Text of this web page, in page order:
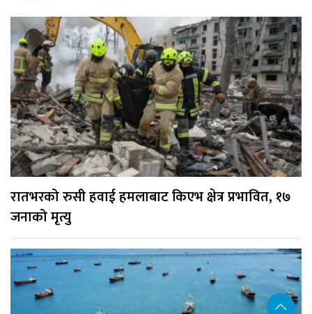
रातभरको रुसी हवाई हमलाबाट किएभ क्षेत्र प्रभावित, १७
जनाको मृत्यु